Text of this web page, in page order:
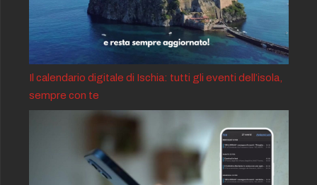
Il calendario digitale di Ischia: tutti gli eventi dell’isola,
sempre con te